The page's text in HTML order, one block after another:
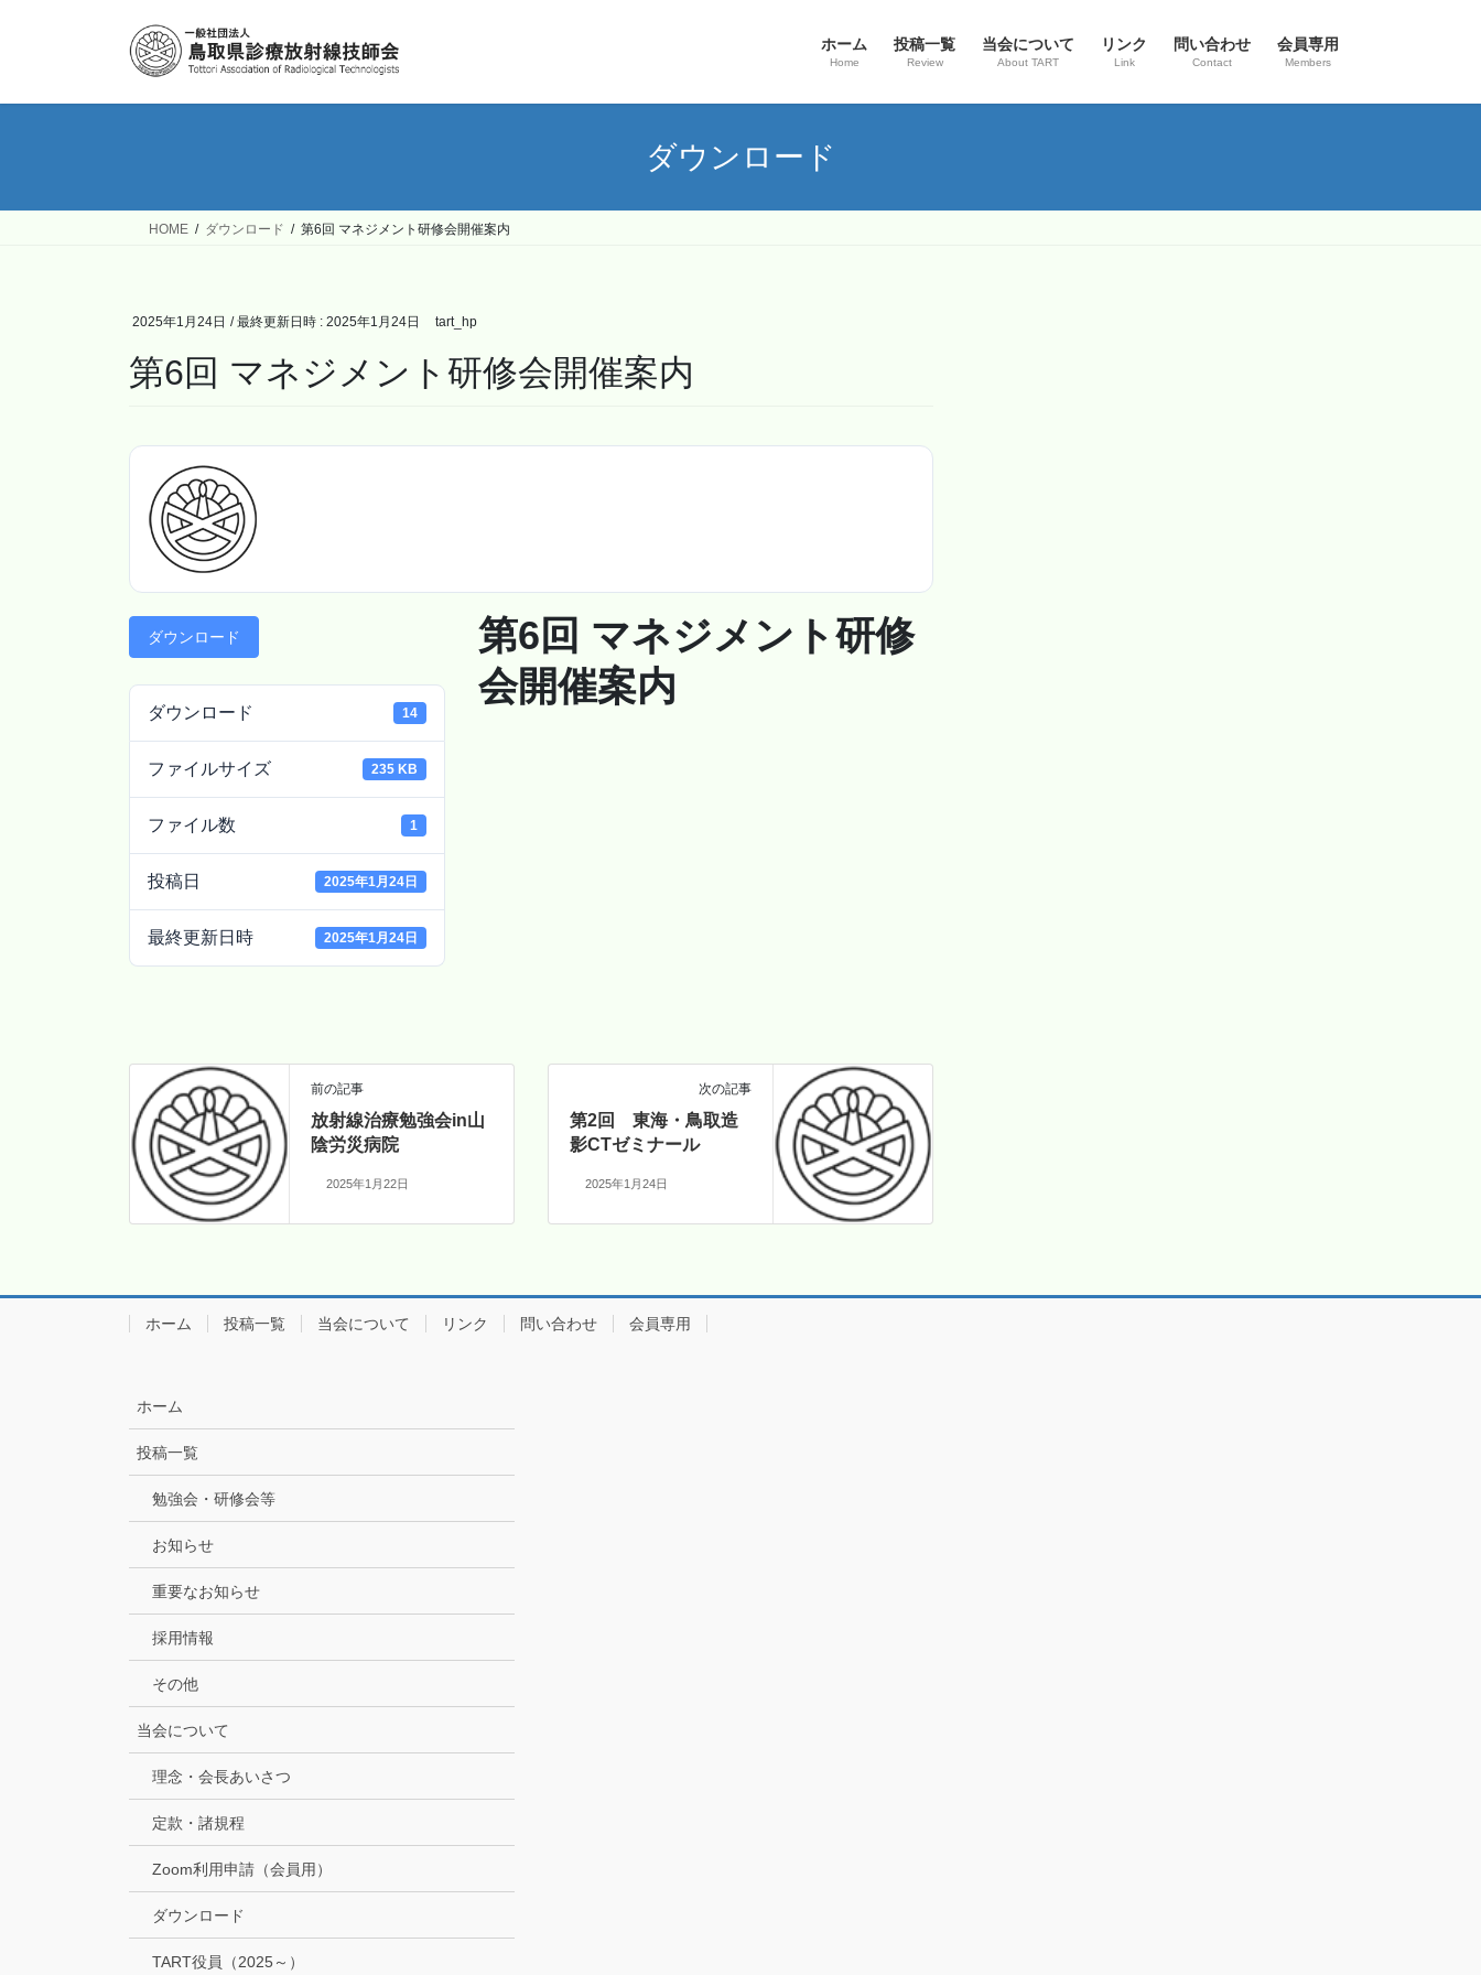
ホーム
Home
投稿一覧
Review
当会について
About TART
リンク
Link
問い合わせ
Contact
会員専用
Members
ダウンロード
HOME ダウンロード 第6回 マネジメント研修会開催案内
2025年1月24日 / 最終更新日時 : 2025年1月24日 tart_hp
第6回 マネジメント研修会開催案内
ダウンロード
ダウンロード 14
ファイルサイズ 235 KB
ファイル数 1
投稿日 2025年1月24日
最終更新日時 2025年1月24日
第6回 マネジメント研修
会開催案内
前の記事
放射線治療勉強会in山
陰労災病院
2025年1月22日
次の記事
第2回 東海・鳥取造
影CTゼミナール
2025年1月24日
ホーム 投稿一覧 当会について リンク 問い合わせ 会員専用
ホーム
投稿一覧
勉強会・研修会等
お知らせ
重要なお知らせ
採用情報
その他
当会について
理念・会長あいさつ
定款・諸規程
Zoom利用申請（会員用）
ダウンロード
TART役員（2025～）